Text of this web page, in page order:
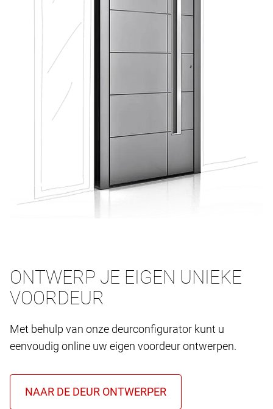
ONTWERP JE EIGEN UNIEKE
VOORDEUR
Met behulp van onze deurconfigurator kunt u
eenvoudig online uw eigen voordeur ontwerpen.